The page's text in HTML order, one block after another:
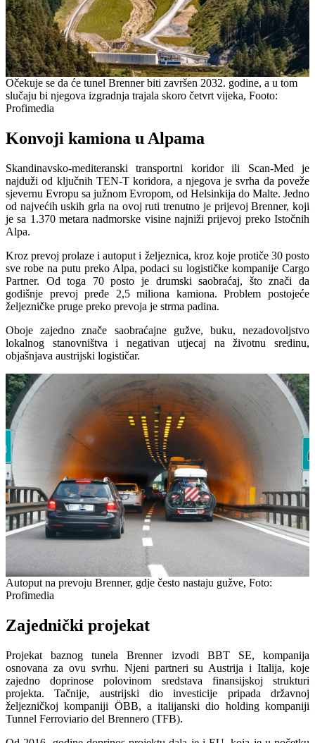
Očekuje se da će tunel Brenner biti završen 2032. godine, a u tom
slučaju bi njegova izgradnja trajala skoro četvrt vijeka, Footo:
Profimedia
Konvoji kamiona u Alpama
Skandinavsko-mediteranski transportni koridor ili Scan-Med je
najduži od ključnih TEN-T koridora, a njegova je svrha da poveže
sjevernu Evropu sa južnom Evropom, od Helsinkija do Malte. Jedno
od najvećih uskih grla na ovoj ruti trenutno je prijevoj Brenner, koji
je sa 1.370 metara nadmorske visine najniži prijevoj preko Istočnih
Alpa.
Kroz prevoj prolaze i autoput i željeznica, kroz koje protiče 30 posto
sve robe na putu preko Alpa, podaci su logističke kompanije Cargo
Partner. Od toga 70 posto je drumski saobraćaj, što znači da
godišnje prevoj pređe 2,5 miliona kamiona. Problem postojeće
željezničke pruge preko prevoja je strma padina.
Oboje zajedno znače saobraćajne gužve, buku, nezadovoljstvo
lokalnog stanovništva i negativan utjecaj na životnu sredinu,
objašnjava austrijski logističar.
Autoput na prevoju Brenner, gdje često nastaju gužve, Foto:
Profimedia
Zajednički projekat
Projekat baznog tunela Brenner izvodi BBT SE, kompanija
osnovana za ovu svrhu. Njeni partneri su Austrija i Italija, koje
zajedno doprinose polovinom sredstava finansijskoj strukturi
projekta. Tačnije, austrijski dio investicije pripada državnoj
željezničkoj kompaniji ÖBB, a italijanski dio holding kompaniji
Tunnel Ferroviario del Brennero (TFB).